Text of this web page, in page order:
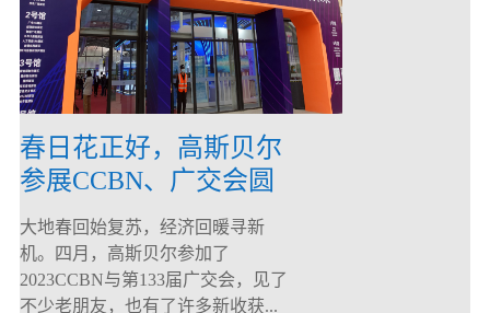
春日花正好，高斯贝尔
参展CCBN、广交会圆
满落幕！
大地春回始复苏，经济回暖寻新
机。四月，高斯贝尔参加了
2023CCBN与第133届广交会，见了
不少老朋友，也有了许多新收获...